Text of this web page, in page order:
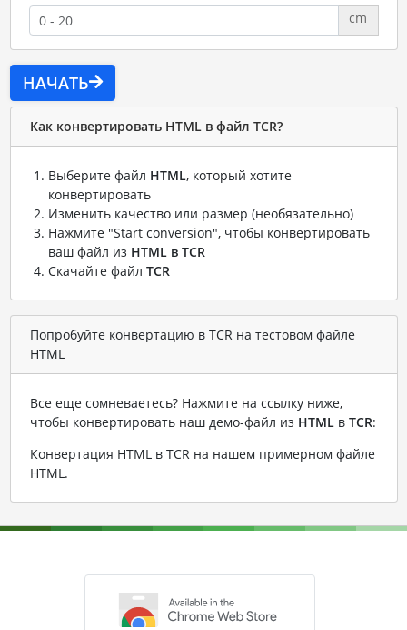
cm
НАЧАТЬ
Как конвертировать HTML в файл TCR?
Выберите файл HTML, который хотите
конвертировать
Изменить качество или размер (необязательно)
Нажмите "Start conversion", чтобы конвертировать
ваш файл из HTML в TCR
Скачайте файл TCR
Попробуйте конвертацию в TCR на тестовом файле
HTML
Все еще сомневаетесь? Нажмите на ссылку ниже,
чтобы конвертировать наш демо-файл из HTMLв TCR:
Конвертация HTML в TCR на нашем примерном файле
HTML.